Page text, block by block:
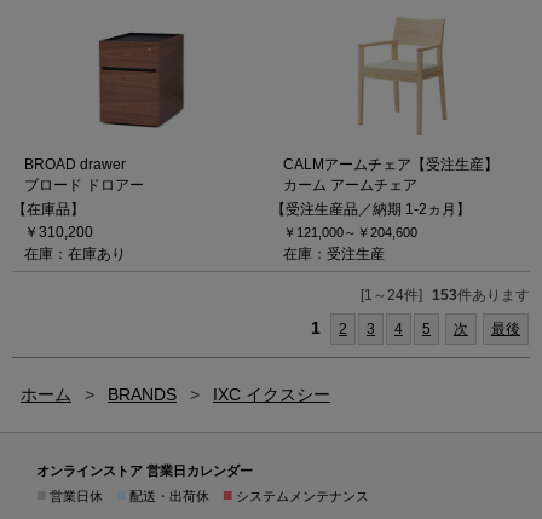
BROAD drawer
ブロード ドロアー
【在庫品】
￥310,200
在庫：在庫あり
CALMアームチェア【受注生産】
カーム アームチェア
【受注生産品／納期 1-2ヵ月】
￥121,000～ ￥204,600
在庫：受注生産
[1～24件] 153件あります
1 2 3 4 5 次 最後
ホーム > BRANDS > IXC イクスシー
オンラインストア 営業日カレンダー
営業日休 配送・出荷休 ■ システムメンテナンス